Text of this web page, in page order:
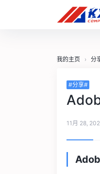
我的主页 › 分
#分享#
11月 28,